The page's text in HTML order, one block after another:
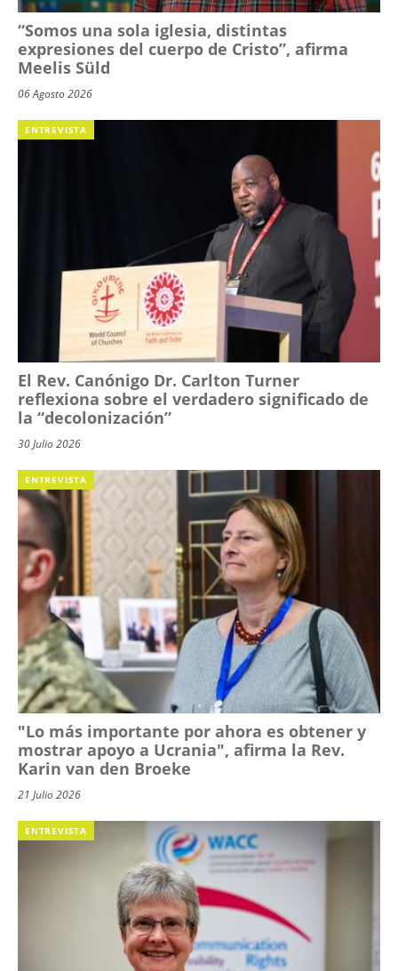
“Somos una sola iglesia, distintas
expresiones del cuerpo de Cristo”, afirma
Meelis Süld
06 Agosto 2026
ENTREVISTA
El Rev. Canónigo Dr. Carlton Turner
reflexiona sobre el verdadero significado de
la “decolonización”
30 Julio 2026
ENTREVISTA
"Lo más importante por ahora es obtener y
mostrar apoyo a Ucrania", afirma la Rev.
Karin van den Broeke
21 Julio 2026
ENTREVISTA